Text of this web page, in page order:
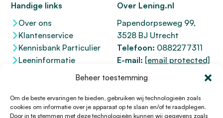
Beheer toestemming
Om de beste ervaringen te bieden, gebruiken wij technologieën zoals
cookies om informatie over je apparaat op te slaan en/of te raadplegen.
Door in te stemmen met deze technologieën kunnen wij gegevens zoals
Handige links
Over ons
Klantenservice
Kennisbank Particulier
Leeninformatie
Over Lening.nl
Papendorpseweg 99,
3528 BJ Utrecht
Telefoon: 0882277311
E-mail: [email protected]
KvK 76100200
12047091
Kifid 300.017942